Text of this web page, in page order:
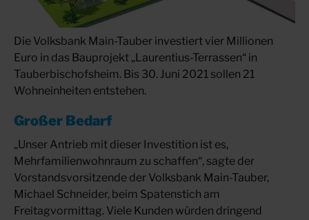
Die Volksbank Main-Tauber investiert vier Millionen
Euro in das Bauprojekt „Laurentius-Terrassen“ in
Tauberbischofsheim. Bis 30. Juni 2021 sollen 21
Wohneinheiten entstehen.
Großer Bedarf
„Unser Antrieb mit dieser Investition ist es,
Mehrfamilienwohnraum zu schaffen“, sagte der
Vorstandsvorsitzende der Volksbank Main-Tauber,
Michael Schneider, beim Spatenstich am
Freitagvormittag. Viele Kunden würden dringend